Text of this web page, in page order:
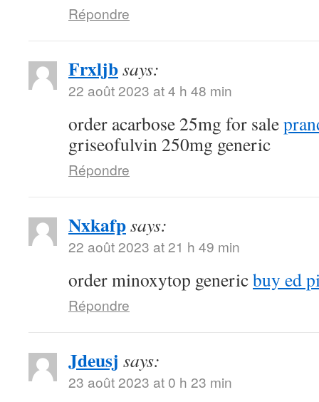
Répondre
Frxljbsays:
22 août 2023 at 4 h 48 min
order acarbose 25mg for sale
griseofulvin 250mg generic
Répondre
Nxkafpsays:
22 août 2023 at 21 h 49 min
order minoxytop genericbuy ed
Répondre
Jdeusj says:
23 août 2023 at 0 h 23 min